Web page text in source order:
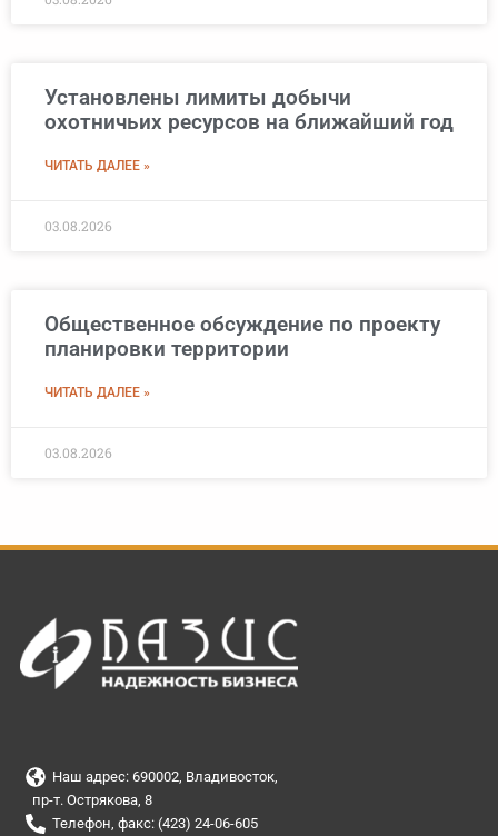
Установлены лимиты добычи
охотничьих ресурсов на ближайший год
ЧИТАТЬ ДАЛЕЕ »
03.08.2026
Общественное обсуждение по проекту
планировки территории
ЧИТАТЬ ДАЛЕЕ »
03.08.2026
Наш адрес: 690002, Владивосток,
пр-т. Острякова, 8
Телефон, факс: (423) 24-06-605